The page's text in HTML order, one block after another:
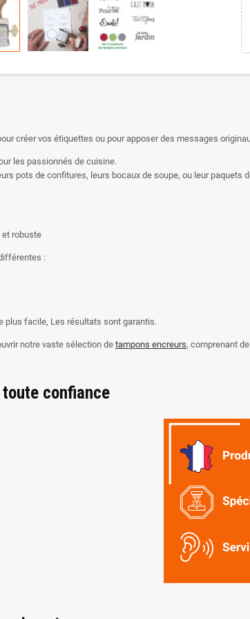
créer vos étiquettes ou pour apposer des messages
les passionnés de cuisine.
pots de confitures, leurs bocaux de soupe, ou leur paquets
et robuste
:
plus facile, Les résultats sont garantis.
notre vaste sélection detampons encreurs, comprenant
toute confiance